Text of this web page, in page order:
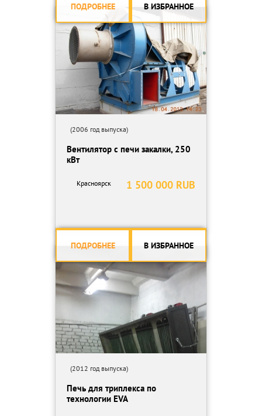
ПОДРОБНЕЕ В ИЗБРАННОЕ
(2006 год выпуска)
Вентилятор с печи закалки, 250
кВт
1 500 000 RUB
Красноярск
ПОДРОБНЕЕ В ИЗБРАННОЕ
(2012 год выпуска)
Печь для триплекса по
технологии EVA